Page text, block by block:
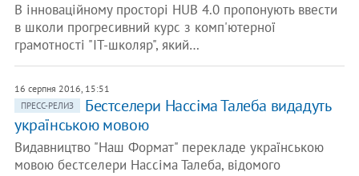
В інноваційному просторі HUB 4.0 пропонують ввести
в школи прогресивний курс з комп'ютерної
грамотності "IT-школяр", який…
16 серпня 2016, 15:51
ПРЕСС-РЕЛИЗ
Бестселери Нассіма Талеба видадуть
українською мовою
Видавництво "Наш Формат" перекладе українською
мовою бестселери Нассіма Талеба, відомого